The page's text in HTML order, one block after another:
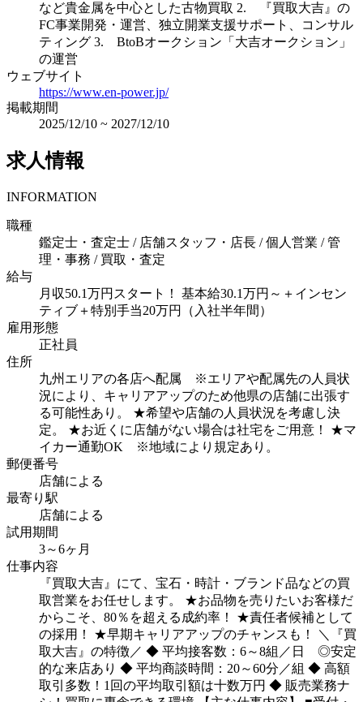
など貴金属を中心とした古物買取 2. 『買取大吉』の
FC事業開発・運営、独立開業支援サポート、コンサル
ティング 3. BtoBオークション「大吉オークション」
の運営
ウェブサイト
https://www.en-power.jp/
掲載期間
2025/12/10 ~ 2027/12/10
求人情報
INFORMATION
職種
鑑定士・査定士 / 店舗スタッフ・店長 / 個人営業 / 管
理・事務 / 買取・査定
給与
月収50.1万円スタート！ 基本給30.1万円～＋インセン
ティブ＋特別手当20万円（入社半年間）
雇用形態
正社員
住所
九州エリアの各店へ配属 ※エリアや配属先の人員状
況により、キャリアアップのため他県の店舗に出張す
る可能性あり。
★希望や店舗の人員状況を考慮し決
定。
★お近くに店舗がない場合は社宅をご用意！
★マ
イカー通勤OK ※地域により規定あり。
郵便番号
店舗による
最寄り駅
店舗による
試用期間
3～6ヶ月
仕事内容
『買取大吉』にて、宝石・時計・ブランド品などの買
取営業をお任せします。
★お品物を売りたいお客様だ
からこそ、80％を超える成約率！
★責任者候補として
の採用！
★早期キャリアアップのチャンスも！
＼『買
取大吉』の特徴／ ◆ 平均接客数：6～8組／日 ◎安定
的な来店あり ◆ 平均商談時間：20～60分／組 ◆ 高額
取引多数！1回の平均取引額は十数万円 ◆ 販売業務ナ